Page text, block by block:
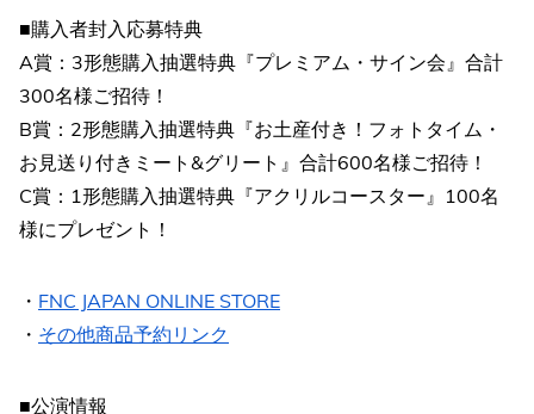
■購入者封入応募特典
A賞：3形態購入抽選特典『プレミアム・サイン会』合計
300名様ご招待！
B賞：2形態購入抽選特典『お土産付き！フォトタイム・
お見送り付きミート&グリート』合計600名様ご招待！
C賞：1形態購入抽選特典『アクリルコースター』100名
様にプレゼント！
・ FNC JAPAN ONLINE STORE
・ その他商品予約リンク
■公演情報